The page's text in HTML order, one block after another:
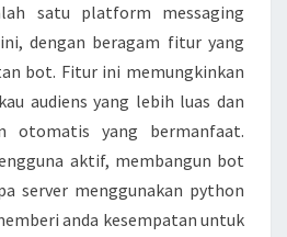
I
N
T
A
R
T
A
N
satu platform messaging
dengan beragam fitur yang
bot. Fitur ini memungkinkan
audiens yang lebih luas dan
otomatis yang bermanfaat.
aktif, membangun bot
server menggunakan python
anda kesempatan untuk